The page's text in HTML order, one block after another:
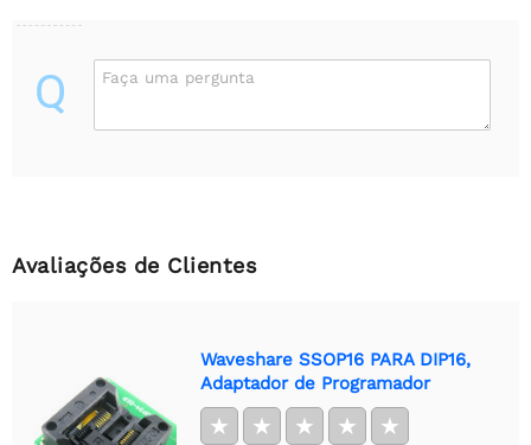
Q Faça uma pergunta
Avaliações de Clientes
Waveshare SSOP16 PARA DIP16,
Adaptador de Programador
★ ★ ★ ★ ★